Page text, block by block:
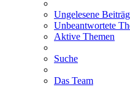
Ungelesene
Unbeantwortete
Aktive Themen
Suche
Das Team